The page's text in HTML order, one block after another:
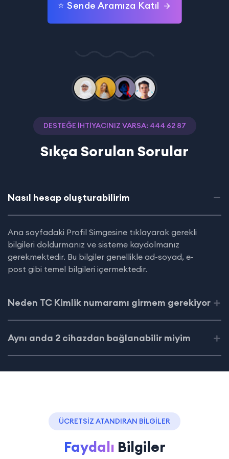
⭐ Sende Aramıza Katıl
DESTEĞE İHTIYACINIZ VARSA: 444 62 87
Sıkça Sorulan Sorular
Nasıl hesap oluşturabilirim
Ana sayfadaki Profil Simgesine tıklayarak gerekli
bilgileri doldurmanız ve sisteme kaydolmanız
gerekmektedir. Bu bilgiler genellikle ad-soyad, e-
post gibi temel bilgileri içermektedir.
Neden TC Kimlik numaramı girmem gerekiyor
Aynı anda 2 cihazdan bağlanabilir miyim
ÜCRETSİZ ATANDIRAN BİLGİLER
Faydalı Bilgiler